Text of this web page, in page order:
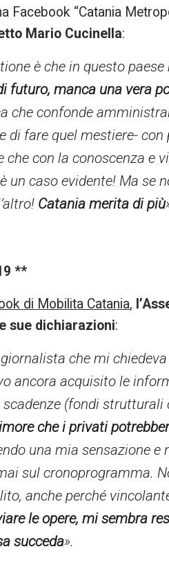
Facebook “Catania
Mario Cucinella:
è che in questo
futuro, manca una vera
che confonde
di fare quel mestiere-
con la conoscenza e
un caso evidente! Ma se
Catania merita di più
**
di Mobilita Catania,
sue dichiarazioni:
che mi
ancora acquisito le
(fondi strutturali
che i privati
una mia sensazione e
sul cronoprogramma.
anche perché
le opere, mi sembra
succeda».